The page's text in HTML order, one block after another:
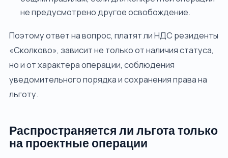
не предусмотрено другое освобождение.
Поэтому ответ на вопрос, платят ли НДС резиденты
«Сколково», зависит не только от наличия статуса,
но и от характера операции, соблюдения
уведомительного порядка и сохранения права на
льготу.
Распространяется ли льгота только
на проектные операции